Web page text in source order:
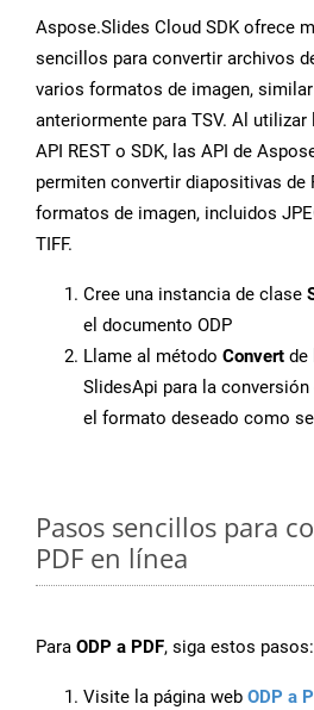
Aspose.Slides Cloud SDK ofrece
sencillos para convertir archivos
varios formatos de imagen,
anteriormente para TSV. Al
API REST o SDK, las API de
permiten convertir diapositivas de
formatos de imagen, incluidos
TIFF.
Cree una instancia de clase
el documento ODP
Llame al método Convert de
SlidesApi para la
el formato deseado como
Pasos sencillos para
PDF en línea
Para ODP a PDF, siga estos pasos:
Visite la página web ODP a